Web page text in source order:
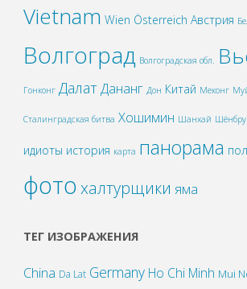
Vietnam Wien Österreich Австрия
Волгоград Волгоградская обл.
Гонконг ДалатДананг Дон Китай Меконг
Сталинградская битва Хошимин Шанхай
идиоты история карта панорама
фотохалтурщики яма
ТЕГ ИЗОБРАЖЕНИЯ
China Da Lat Germany Ho Chi Minh Mui